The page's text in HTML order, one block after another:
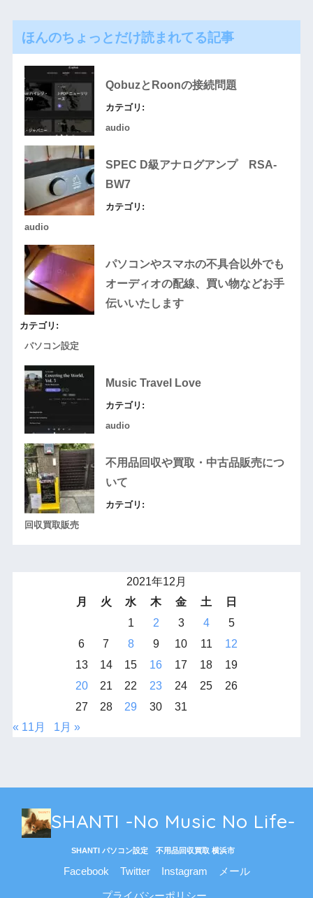
ほんのちょっとだけ読まれてる記事
QobuzとRoonの接続問題
カテゴリ:
audio
SPEC D級アナログアンプ RSA-
BW7
カテゴリ:
audio
パソコンやスマホの不具合以外でも
オーディオの配線、買い物などお手
伝いいたします
カテゴリ:
パソコン設定
Music Travel Love
カテゴリ:
audio
不用品回収や買取・中古品販売につ
いて
カテゴリ:
回収買取販売
2021年12月
月
火 水 木 金 土
日
1
2 3 4
5
6
7 8 9 10 11
12
13
14 15 16 17 18
19
20
21 22 23 24 25
26
27
28 29 30
31
« 11月
1月 »
SHANTI -No Music No Life-
SHANTI パソコン設定 不用品回収買取 横浜市
Facebook Twitter Instagram メール
プライバシーポリシー